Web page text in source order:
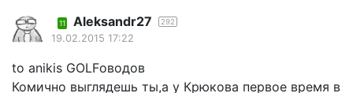
11 Aleksandr27 292
19.02.2015 17:22
to anikis GOLFоводов
Комично выглядешь ты,а у Крюкова первое время в